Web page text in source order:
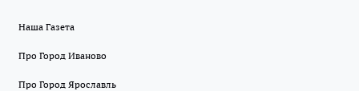
Наша Газета
Про Город Иваново
Про Город Ярославль